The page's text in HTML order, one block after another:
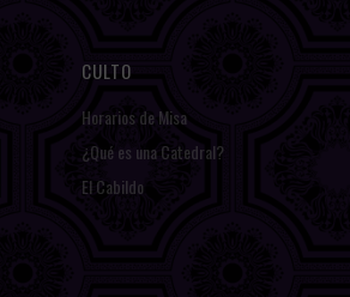
CULTO
Horarios de Misa
¿Qué es una Catedral?
El Cabildo